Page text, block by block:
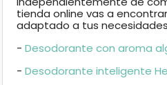
tienda online vas a
adaptado a tus
- Desodorante con aroma
- Desodorante inteligente